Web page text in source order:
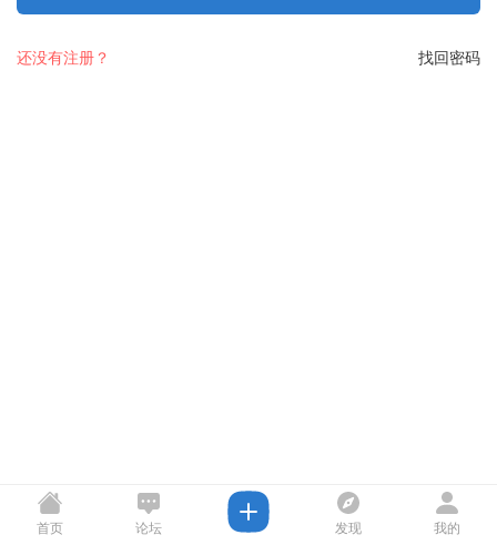
找回密码
还没有注册？
首页 论坛 发现 我的